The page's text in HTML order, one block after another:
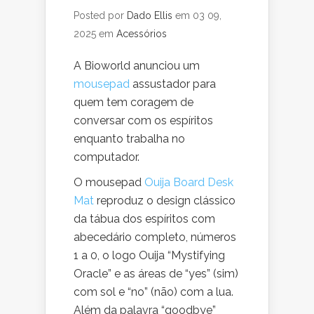
Posted por Dado Ellis em 03 09,
2025 em Acessórios
A Bioworld anunciou um
mousepad assustador para
quem tem coragem de
conversar com os espíritos
enquanto trabalha no
computador.
O mousepad Ouija Board Desk
Mat reproduz o design clássico
da tábua dos espíritos com
abecedário completo, números
1 a 0, o logo Ouija “Mystifying
Oracle” e as áreas de “yes” (sim)
com sol e “no” (não) com a lua.
Além da palavra “goodbye”